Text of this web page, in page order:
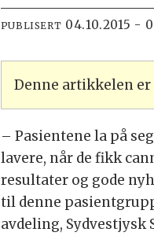
PUBLISERT 04.10.2015 -
Denne artikkelen
– Pasientene la på
lavere, når de fikk
resultater og gode
til denne
avdeling, Sydvestjysk